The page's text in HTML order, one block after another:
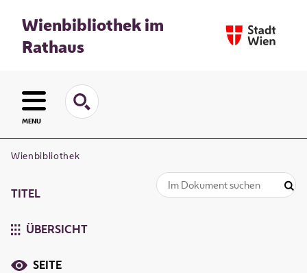
Wienbibliothek im
Rathaus
MENU
Wienbibliothek
TITEL
ÜBERSICHT
SEITE